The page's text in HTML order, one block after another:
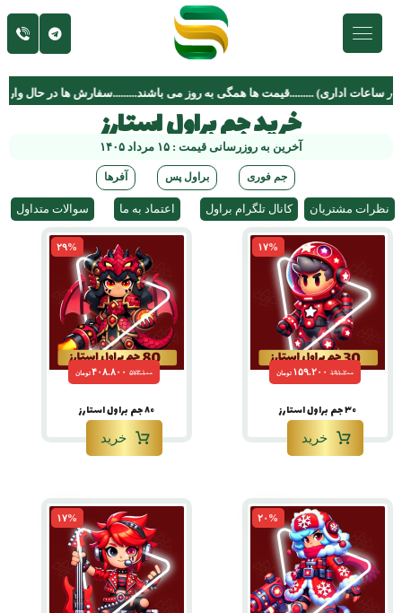
خرید جم براول استارز
آخرین به روزرسانی قیمت : ۱۵ مرداد ۱۴۰۵
جم فوری براول پس آفرها
نظرات مشتریان کانال تلگرام براول اعتماد به ما سوالات متداول
۳۰ جم براول استارز
۱۹۱.۲۰۰ ۱۵۹.۲۰۰ تومان
۱۷%
خرید
۸۰ جم براول استارز
۵۷۳.۱۰۰ ۴۰۸.۸۰۰تومان
۲۹%
خرید
۲۰% ۱۷%